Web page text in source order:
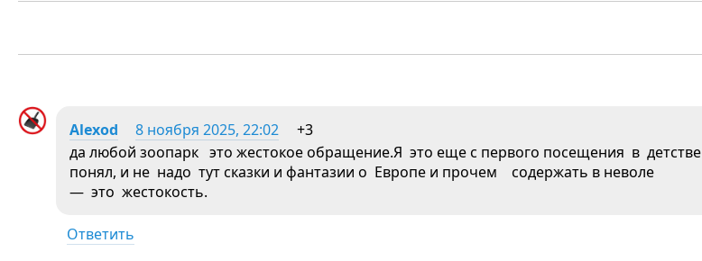
Alexod 8 ноября 2025, 22:02
+3
да любой зоопарк это жестокое обращение.Я это еще с первого посещения в детстве
понял, и не надо тут сказки и фантазии о Европе и прочем содержать в неволе
— это жестокость.
Ответить